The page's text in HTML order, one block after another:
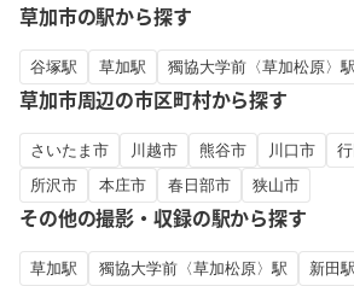
草加市の駅から探す
谷塚駅 草加駅 獨協大学前〈草加松原〉駅
草加市周辺の市区町村から探す
さいたま市 川越市 熊谷市 川口市
所沢市
本庄市 春日部市 狭山市
その他の撮影・収録の駅から探す
草加駅 獨協大学前〈草加松原〉駅 新田駅